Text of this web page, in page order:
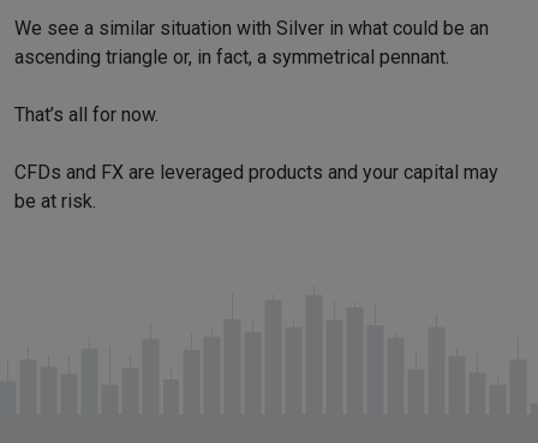
We see a similar situation with Silver in what could be an
ascending triangle or, in fact, a symmetrical pennant.
That’s all for now.
CFDs and FX are leveraged products and your capital may
be at risk.